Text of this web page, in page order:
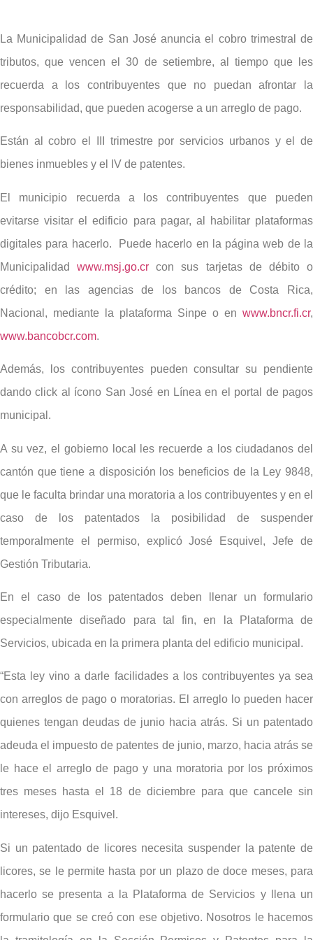
La Municipalidad de San José anuncia el cobro trimestral de
tributos, que vencen el 30 de setiembre, al tiempo que les
recuerda a los contribuyentes que no puedan afrontar la
responsabilidad, que pueden acogerse a un arreglo de pago.
Están al cobro el III trimestre por servicios urbanos y el de
bienes inmuebles y el IV de patentes.
El municipio recuerda a los contribuyentes que pueden
evitarse visitar el edificio para pagar, al habilitar plataformas
digitales para hacerlo. Puede hacerlo en la página web de la
Municipalidadwww.msj.go.cr con sus tarjetas de débito o
crédito; en las agencias de los bancos de Costa Rica,
Nacional, mediante la plataforma Sinpe o en www.bncr.fi.cr,
www.bancobcr.com.
Además, los contribuyentes pueden consultar su pendiente
dando click al ícono San José en Línea en el portal de pagos
municipal.
A su vez, el gobierno local les recuerde a los ciudadanos del
cantón que tiene a disposición los beneficios de la Ley 9848,
que le faculta brindar una moratoria a los contribuyentes y en el
caso de los patentados la posibilidad de suspender
temporalmente el permiso, explicó José Esquivel, Jefe de
Gestión Tributaria.
En el caso de los patentados deben llenar un formulario
especialmente diseñado para tal fin, en la Plataforma de
Servicios, ubicada en la primera planta del edificio municipal.
“Esta ley vino a darle facilidades a los contribuyentes ya sea
con arreglos de pago o moratorias. El arreglo lo pueden hacer
quienes tengan deudas de junio hacia atrás. Si un patentado
adeuda el impuesto de patentes de junio, marzo, hacia atrás se
le hace el arreglo de pago y una moratoria por los próximos
tres meses hasta el 18 de diciembre para que cancele sin
intereses, dijo Esquivel.
Si un patentado de licores necesita suspender la patente de
licores, se le permite hasta por un plazo de doce meses, para
hacerlo se presenta a la Plataforma de Servicios y llena un
formulario que se creó con ese objetivo. Nosotros le hacemos